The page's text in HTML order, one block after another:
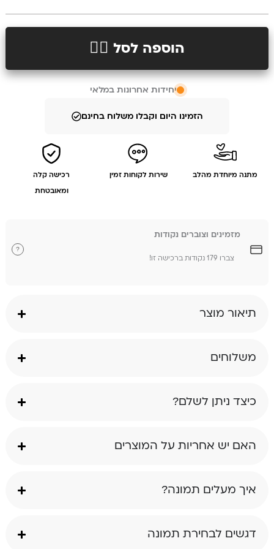
הוספה לסל 👉🏻
יחידות אחרונות במלאי
הזמינו היום וקבלו משלוח בחינם
מתנה מיוחדת מהלב שירות לקוחות זמין
רכישה קלה
ומאובטחת
מזמינים וצוברים נקודות
צברו 179 נקודות ברכישה זו!
?
תיאור מוצר
משלוחים
כיצד ניתן לשלם?
האם יש אחריות על המוצרים
איך מעלים תמונה?
דגשים לבחירת תמונה